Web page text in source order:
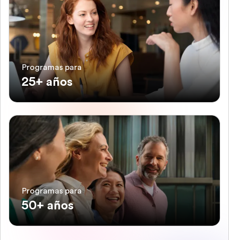
Programas para
25+ años
Programas para
50+ años